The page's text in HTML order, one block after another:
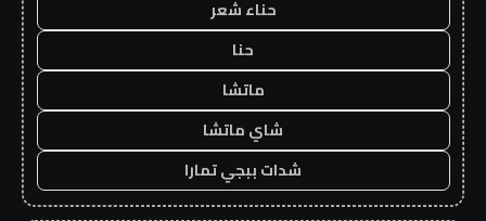
حناء شعر
حنا
ماتشا
شاي ماتشا
شدات ببجي تمارا